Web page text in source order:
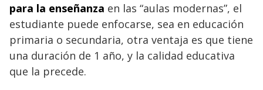
para la enseñanza en las “aulas modernas”, el
estudiante puede enfocarse, sea en educación
primaria o secundaria, otra ventaja es que tiene
una duración de 1 año, y la calidad educativa
que la precede.